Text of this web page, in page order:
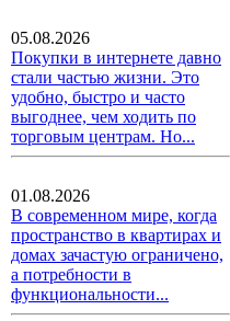
05.08.2026
Покупки в интернете давно
стали частью жизни. Это
удобно, быстро и часто
выгоднее, чем ходить по
торговым центрам. Но...
01.08.2026
В современном мире, когда
пространство в квартирах и
домах зачастую ограничено,
а потребности в
функциональности...